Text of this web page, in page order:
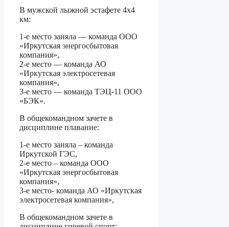
В мужской лыжной эстафете 4х4
км:
1-е место заняла — команда ООО
«Иркутская энергосбытовая
компания»,
2-е место — команда АО
«Иркутская электросетевая
компания»,
3-е место — команда ТЭЦ-11 ООО
«БЭК».
В общекомандном зачете в
дисциплине плавание:
1-е место заняла – команда
Иркутской ГЭС,
2-е место – команда ООО
«Иркутская энергосбытовая
компания»,
3-е место- команда АО «Иркутская
электросетевая компания»,
В общекомандном зачете в